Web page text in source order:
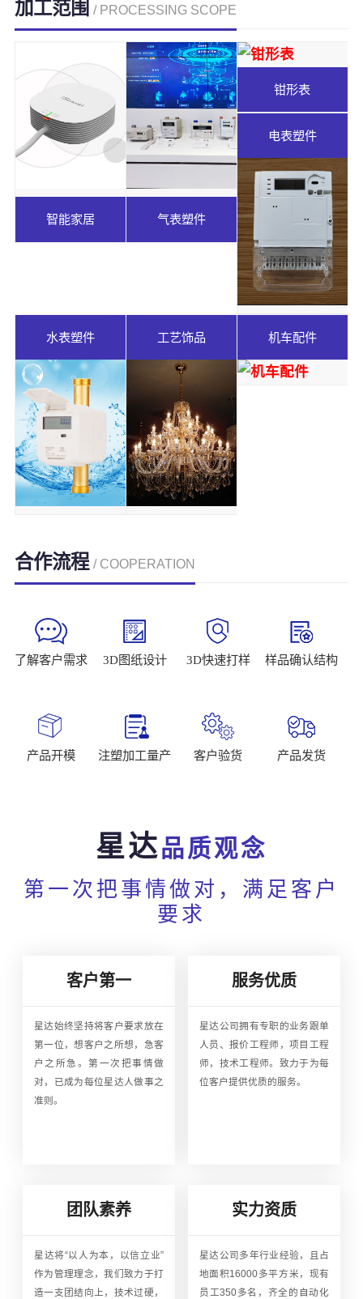
加工范围 / PROCESSING SCOPE
智能家居 气表塑件
钳形表
电表塑件
水表塑件 工艺饰品 机车配件
合作流程 / COOPERATION
了解客户需求 3D图纸设计 3D快速打样 样品确认结构
产品开模 注塑加工量产 客户验货 产品发货
星达品质观念
第一次把事情做对，满足客户
要求
客户第一
星达始终坚持将客户要求放在
第一位，想客户之所想，急客
户之所急。第一次把事情做
对，已成为每位星达人做事之
准则。
服务优质
星达公司拥有专职的业务跟单
人员、报价工程师，项目工程
师，技术工程师。致力于为每
位客户提供优质的服务。
团队素养
星达将“以人为本，以信立业”
作为管理理念，我们致力于打
造一支团结向上，技术过硬，
实力资质
星达公司多年行业经验，且占
地面积16000多平方米，现有
员工350多名，齐全的自动化